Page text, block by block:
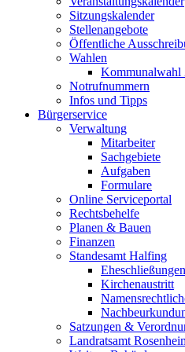
Sitzungskalender
Stellenangebote
Öffentliche
Wahlen
Kommunalwahl
Notrufnummern
Infos und Tipps
Bürgerservice
Verwaltung
Mitarbeiter
Sachgebiete
Aufgaben
Formulare
Online Serviceportal
Rechtsbehelfe
Planen & Bauen
Finanzen
Standesamt Halfing
Eheschließungen
Kirchenaustritt
Satzungen &
Landratsamt